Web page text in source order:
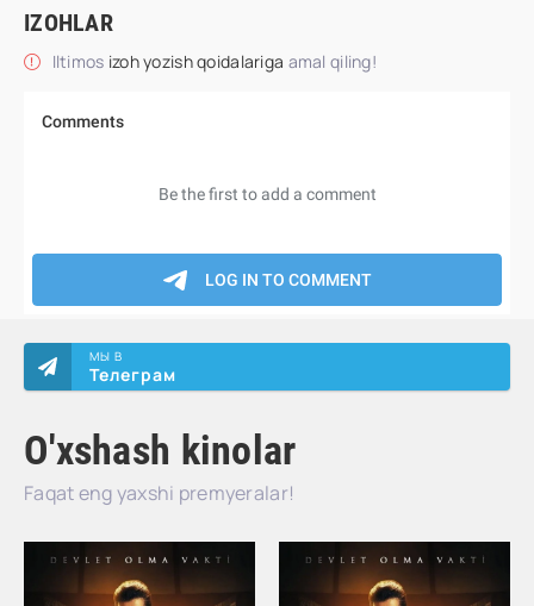
IZOHLAR
Iltimos izoh yozish qoidalariga amal qiling!
O'xshash kinolar
Faqat eng yaxshi premyeralar!
МЫ В
Телеграм